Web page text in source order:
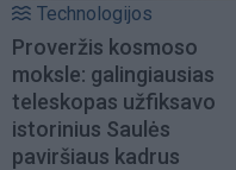
Technologijos
Proveržis kosmoso
moksle: galingiausias
teleskopas užfiksavo
istorinius Saulės
paviršiaus kadrus